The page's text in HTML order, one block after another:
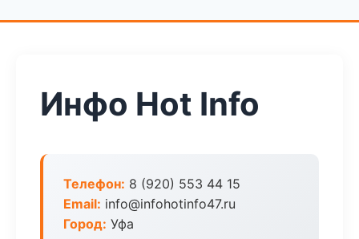
Инфо Hot Info
Телефон: 8 (920) 553 44 15
Email: info@infohotinfo47.ru
Город: Уфа